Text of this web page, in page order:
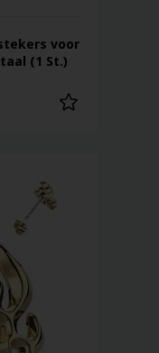
voor
(1 St.)